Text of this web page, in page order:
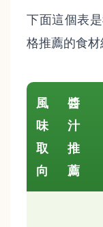
下面這個表
格推薦的食材
風
味
取
向
醬
汁
推
薦